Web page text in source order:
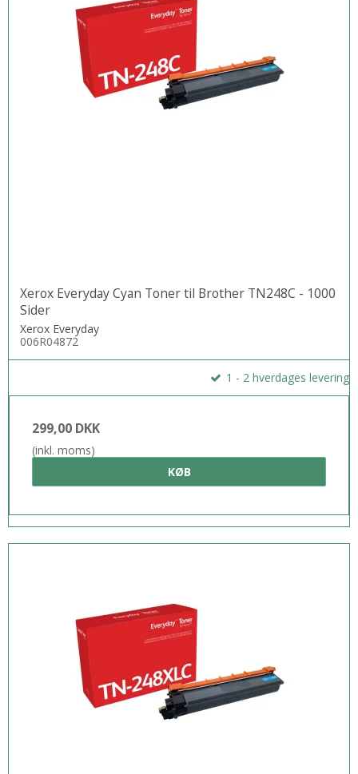
Xerox Everyday Cyan Toner til Brother TN248C - 1000
Sider
Xerox Everyday
006R04872
1 - 2 hverdages levering
299,00 DKK
(inkl. moms)
KØB